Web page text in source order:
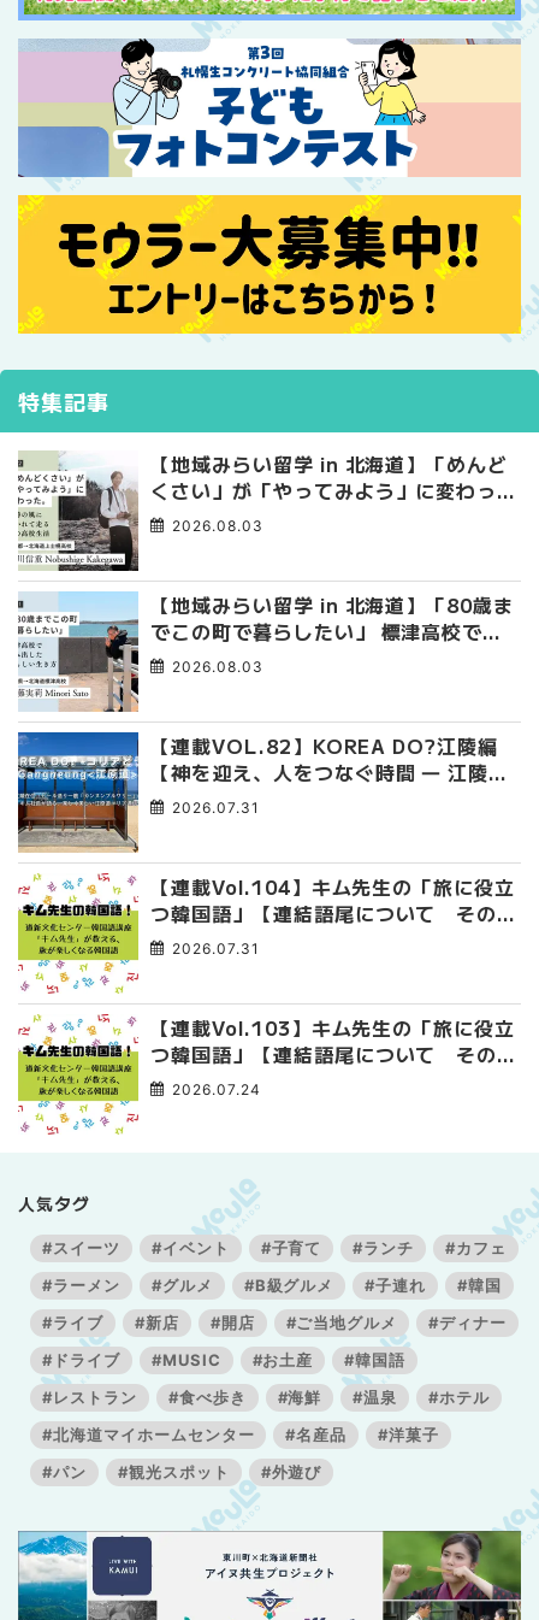
特集記事
【地域みらい留学 in 北海道】「めんど
くさい」が「やってみよう」に変わっ
た。 十勝の風に吹かれて走る、僕の泥
2026.08.03
【地域みらい留学 in 北海道】「80歳ま
でこの町で暮らしたい」 標津高校で踏
み出した、私らしい生き方
2026.08.03
【連載VOL.82】KOREA DO?江陵編
【神を迎え、人をつなぐ時間 ― 江陵端
午祭 】
2026.07.31
【連載Vol.104】キム先生の「旅に役立
つ韓国語」【連結語尾について その
4】2026.07.31
【連載Vol.103】キム先生の「旅に役立
つ韓国語」【連結語尾について その
3】2026.07.24
人気タグ
#スイーツ #イベント #子育て #ランチ
#カフェ
#ラーメン
#グルメ #B級グルメ #子連れ
#韓国
#ライブ
#新店 #開店 #ご当地グルメ
#ディナー
#ドライブ
#MUSIC #お土産
#韓国語
#レストラン
#食べ歩き #海鮮 #温泉
#ホテル
#北海道マイホームセンター
#名産品
#洋菓子
#パン
#観光スポット #外遊び